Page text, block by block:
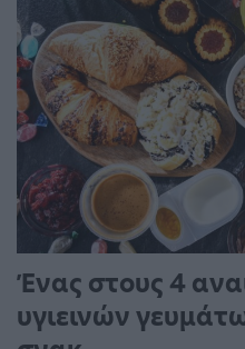
Ένας στους 4
υγιεινών